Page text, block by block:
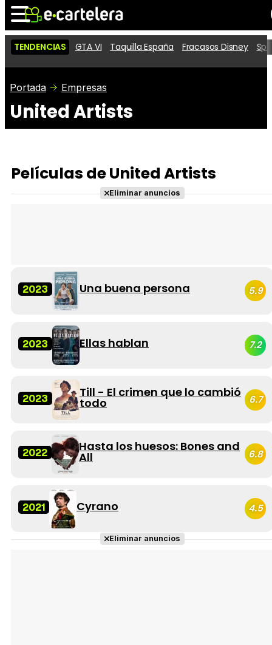
Noticias
Series
Vídeos
Críticas
Entradas
TENDENCIAS GTA VI Taquilla España Fracasos Disney
Portada Empresas
United Artists
Películas de United Artists
Eliminar anuncios
2023 Una buena persona 5.9
2023 Ellas hablan 7.2
2023 Till - El crimen que lo cambió
todo 6.7
2022 Hasta los huesos: Bones and
All 6.8
2021 Cyrano 4.5
Eliminar anuncios